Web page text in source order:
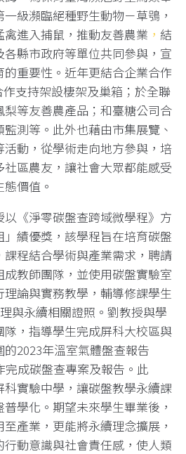
級瀕臨絕種野生動物－草鴞，
進入捕鼠，推動友善農業 ， 結
縣市政府等單位共同參與，宣
重要性。近年更結合企業合作
作支持架設棲架及巢箱；於全聯
等友善農產品；和臺糖公司合
測等。此外也藉由市集展覽、
動，從學術走向地方參與，培
區農友，讓社會大眾都能感受
價值。
《淨零碳盤查跨域微學程》方
績優獎，該學程旨在培育碳盤
程結合學術與產業需求，聘請
教師團隊，並使用碳盤實驗室
論與實務教學，輔導修課學生
與永續相關證照。劉教授與學
，指導學生完成屏科大校區與
2023年溫室氣體盤查報告
完成碳盤查專案及報告。此
實驗中學，讓碳盤教學永續課
學化。期望未來學生畢業後，
產業，更能將永續理念擴展，
動意識與社會責任感，使人類